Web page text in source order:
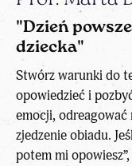
"Dzień
dziecka"
Stwórz warunki do
opowiedzieć i
emocji, odreagować
zjedzenie obiadu.
potem mi